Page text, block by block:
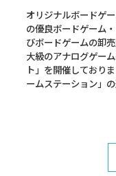
オリジナルボードゲ
の優良ボードゲーム
びボードゲームの卸
大級のアナログゲー
ト」を開催しており
ームステーション」